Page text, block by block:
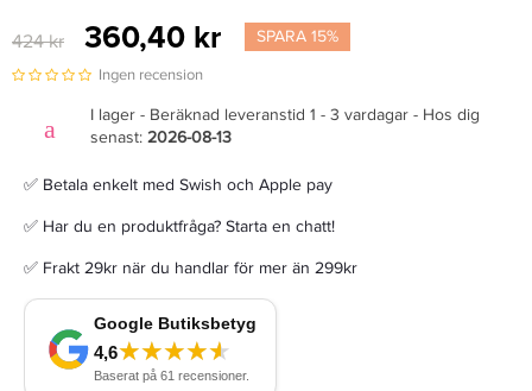
424 kr 360,40 kr SPARA 15%
Ingen recension
I lager - Beräknad leveranstid 1 - 3 vardagar - Hos dig
senast: 2026-08-13
✅ Betala enkelt med Swish och Apple pay
✅ Har du en produktfråga? Starta en chatt!
✅ Frakt 29kr när du handlar för mer än 299kr